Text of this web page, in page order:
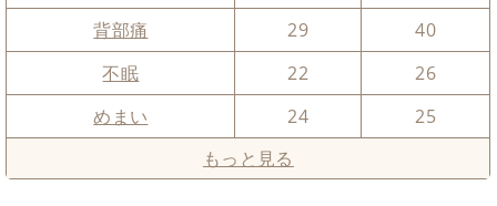
背部痛
29
40
不眠
22
26
めまい
24
25
もっと見る